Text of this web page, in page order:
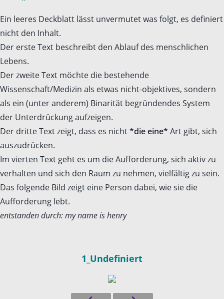
Ein leeres Deckblatt lässt unvermutet was folgt, es definiert
nicht den Inhalt.
Der erste Text beschreibt den Ablauf des menschlichen
Lebens.
Der zweite Text möchte die bestehende
Wissenschaft/Medizin als etwas nicht-objektives, sondern
als ein (unter anderem) Binarität begründendes System
der Unterdrückung aufzeigen.
Der dritte Text zeigt, dass es nicht*die eine* Art gibt, sich
auszudrücken.
Im vierten Text geht es um die Aufforderung, sich aktiv zu
verhalten und sich den Raum zu nehmen, vielfältig zu sein.
Das folgende Bild zeigt eine Person dabei, wie sie die
Aufforderung lebt.
entstanden durch: my name is henry
1_Undefiniert